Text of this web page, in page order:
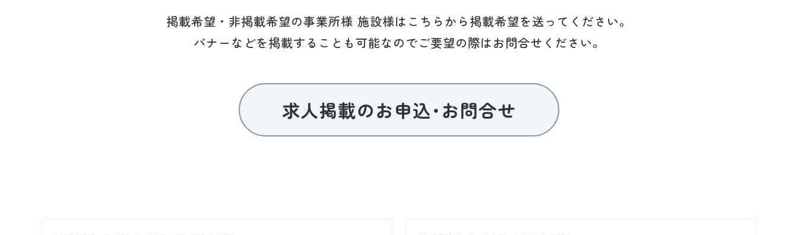
掲載希望・非掲載希望の事業所様 施設様はこちらから掲載希望を送ってください。
バナーなどを掲載することも可能なのでご要望の際はお問合せください。
求人掲載のお申込･お問合せ